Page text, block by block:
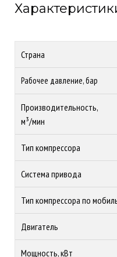
Страна
Рабочее давление, бар
Производительность,
м³/мин
Тип компрессора
Система привода
Тип компрессора по
Двигатель
Мощность, кВт